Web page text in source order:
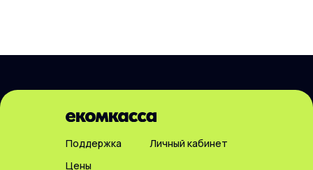
Поддержка
Личный кабинет
Цены